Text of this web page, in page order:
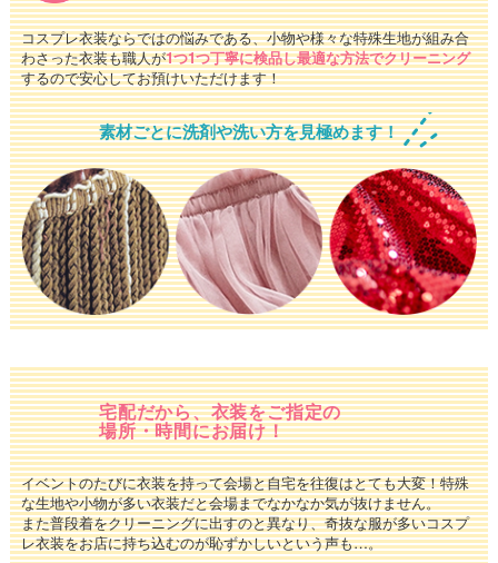
コスプレ衣装ならではの悩みである、小物や様々な特殊生地が組み合
わさった衣装も職人が1つ1つ丁寧に検品し最適な方法でクリーニング
するので安心してお預けいただけます！
素材ごとに洗剤や洗い方を見極めます！
宅配だから、衣装をご指定の
場所・時間にお届け！
イベントのたびに衣装を持って会場と自宅を往復はとても大変！特殊
な生地や小物が多い衣装だと会場までなかなか気が抜けません。
また普段着をクリーニングに出すのと異なり、奇抜な服が多いコスプ
レ衣装をお店に持ち込むのが恥ずかしいという声も…。